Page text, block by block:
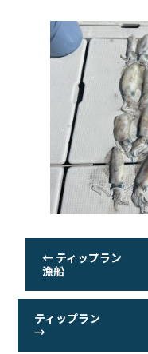
o
k
← ティッ
漁船
ティップラ
→